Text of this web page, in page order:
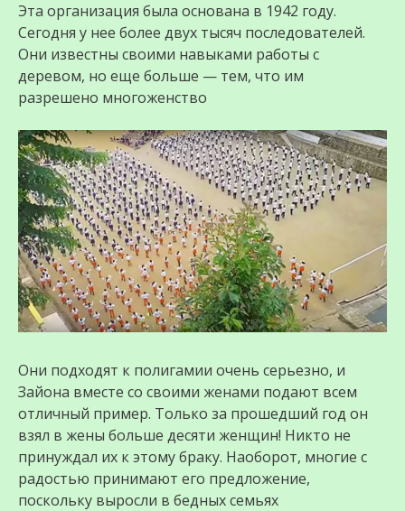
Эта организация была основана в 1942 году.
Сегодня у нее более двух тысяч последователей.
Они известны своими навыками работы с
деревом, но еще больше — тем, что им
разрешено многоженство
Они подходят к полигамии очень серьезно, и
Зайона вместе со своими женами подают всем
отличный пример. Только за прошедший год он
взял в жены больше десяти женщин! Никто не
принуждал их к этому браку. Наоборот, многие с
радостью принимают его предложение,
поскольку выросли в бедных семьях